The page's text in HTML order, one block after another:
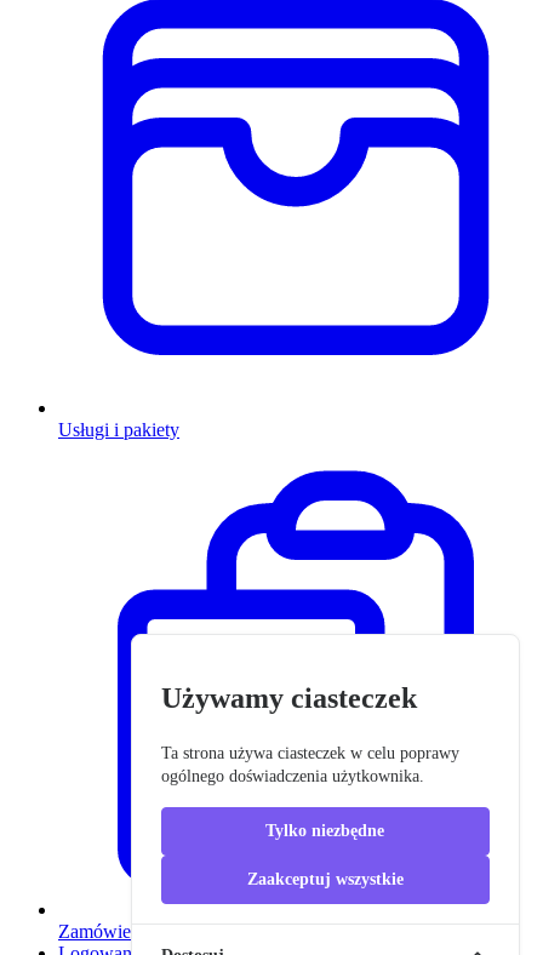
Usługi i pakiety
Zamówienia
Używamy ciasteczek
Ta strona używa ciasteczek w celu poprawy
ogólnego doświadczenia użytkownika.
Tylko niezbędne
Zaakceptuj wszystkie